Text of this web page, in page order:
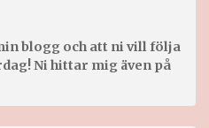
blogg och att ni vill följa
Ni hittar mig även på